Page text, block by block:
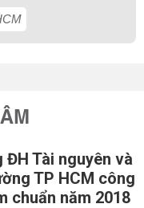
ĐH Tài nguyên và
TP HCM công
chuẩn năm 2018